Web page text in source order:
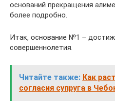
оснований прекращения
более подробно.
Итак, основание №1 –
совершеннолетия.
Читайте также: Как
согласия супруга в